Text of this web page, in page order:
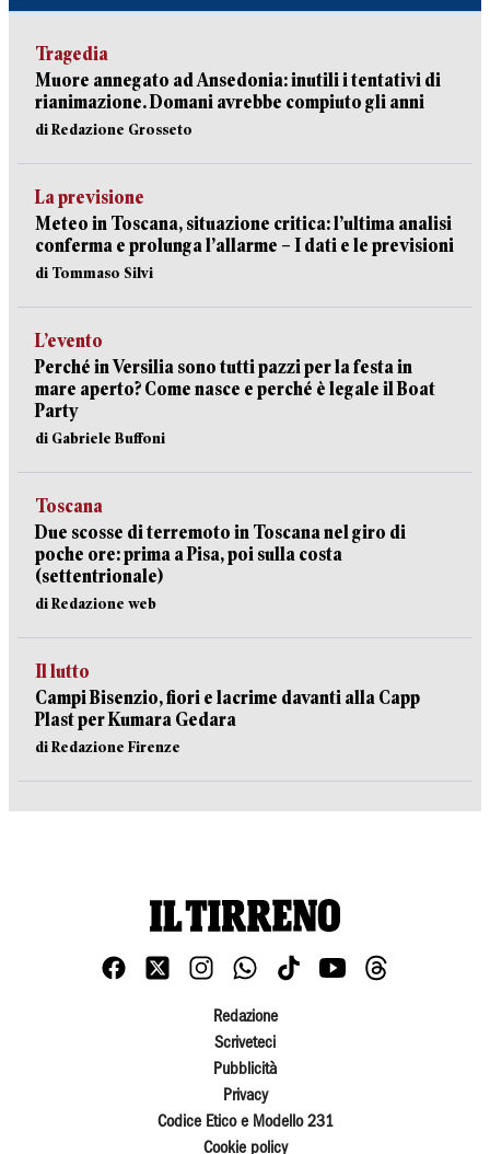
Tragedia
Muore annegato ad Ansedonia: inutili i tentativi di
rianimazione. Domani avrebbe compiuto gli anni
di Redazione Grosseto
La previsione
Meteo in Toscana, situazione critica: l’ultima analisi
conferma e prolunga l’allarme – I dati e le previsioni
di Tommaso Silvi
L’evento
Perché in Versilia sono tutti pazzi per la festa in
mare aperto? Come nasce e perché è legale il Boat
Party
di Gabriele Buffoni
Toscana
Due scosse di terremoto in Toscana nel giro di
poche ore: prima a Pisa, poi sulla costa
(settentrionale)
di Redazione web
Il lutto
Campi Bisenzio, fiori e lacrime davanti alla Capp
Plast per Kumara Gedara
di Redazione Firenze
Redazione
Scriveteci
Pubblicità
Privacy
Codice Etico e Modello 231
Cookie policy